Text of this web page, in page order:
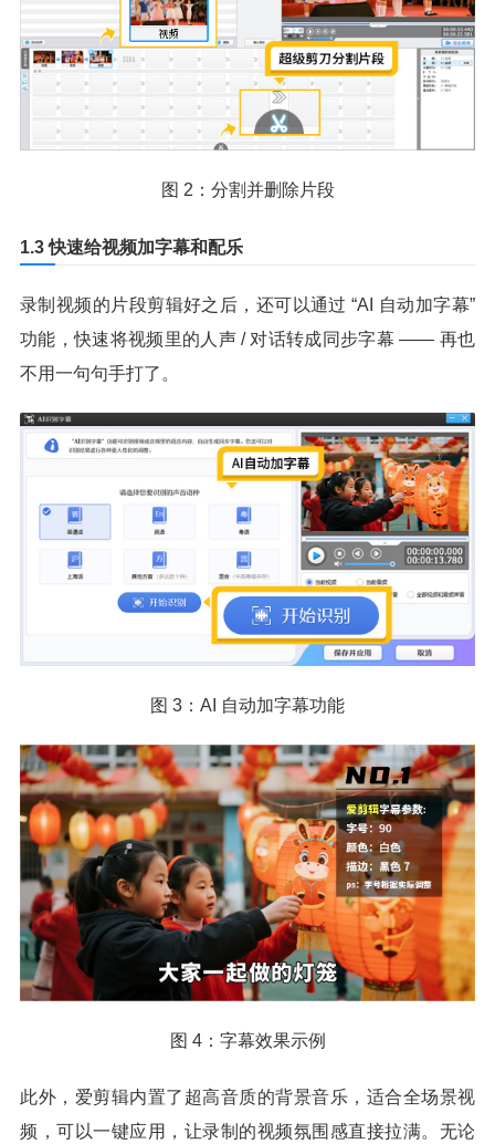
图 2：分割并删除片段
1.3 快速给视频加字幕和配乐
录制视频的片段剪辑好之后，还可以通过 “AI 自动加字幕”
功能，快速将视频里的人声 / 对话转成同步字幕 —— 再也
不用一句句手打了。
图 3：AI 自动加字幕功能
图 4：字幕效果示例
此外，爱剪辑内置了超高音质的背景音乐，适合全场景视
频，可以一键应用，让录制的视频氛围感直接拉满。无论